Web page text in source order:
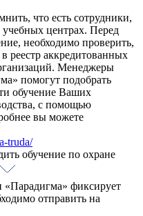
что есть сотрудники,
центрах. Перед
необходимо проверить,
реестр аккредитованных
Менеджеры
помогут подобрать
обучение Ваших
с помощью
вы можете
truda/
обучение по охране
фиксирует
отправить на